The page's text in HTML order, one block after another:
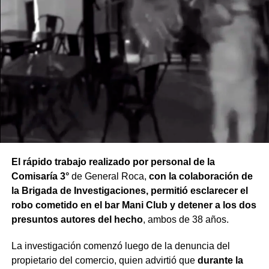
El rápido trabajo realizado por personal de la
Comisaría 3°de General Roca, con la colaboración de
la Brigada de Investigaciones, permitió esclarecer el
robo cometido en el bar Mani Club y detener a los dos
presuntos autores del hecho, ambos de 38 años.
La investigación comenzó luego de la denuncia del
propietario del comercio, quien advirtió que durante la